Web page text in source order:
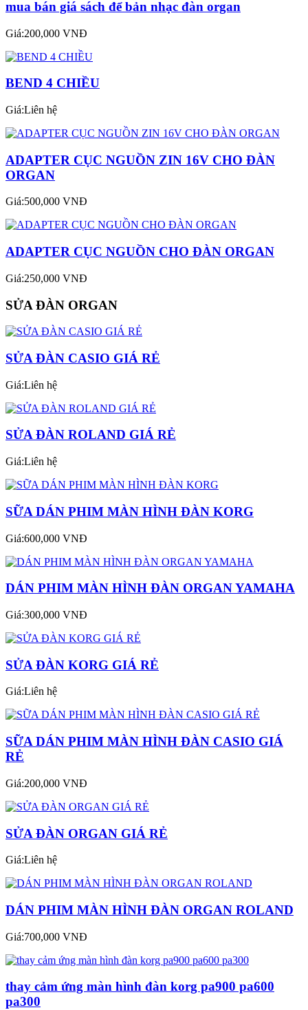
mua bán giá sách để bản nhạc đàn organ
Giá:200,000 VNĐ
BEND 4 CHIỀU
Giá:Liên hệ
ADAPTER CỤC NGUỒN ZIN 16V CHO ĐÀN
ORGAN
Giá:500,000 VNĐ
ADAPTER CỤC NGUỒN CHO ĐÀN ORGAN
Giá:250,000 VNĐ
SỬA ĐÀN ORGAN
SỬA ĐÀN CASIO GIÁ RẺ
Giá:Liên hệ
SỬA ĐÀN ROLAND GIÁ RẺ
Giá:Liên hệ
SỮA DÁN PHIM MÀN HÌNH ĐÀN KORG
Giá:600,000 VNĐ
DÁN PHIM MÀN HÌNH ĐÀN ORGAN YAMAHA
Giá:300,000 VNĐ
SỬA ĐÀN KORG GIÁ RẺ
Giá:Liên hệ
SỮA DÁN PHIM MÀN HÌNH ĐÀN CASIO GIÁ
RẺ
Giá:200,000 VNĐ
SỬA ĐÀN ORGAN GIÁ RẺ
Giá:Liên hệ
DÁN PHIM MÀN HÌNH ĐÀN ORGAN ROLAND
Giá:700,000 VNĐ
thay cảm ứng màn hình đàn korg pa900 pa600
pa300